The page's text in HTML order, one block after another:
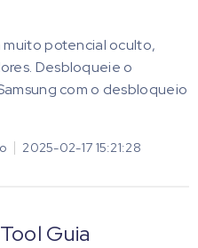
muito potencial oculto,
Desbloqueie o
com o desbloqueio
2025-02-17 15:21:28
Guia